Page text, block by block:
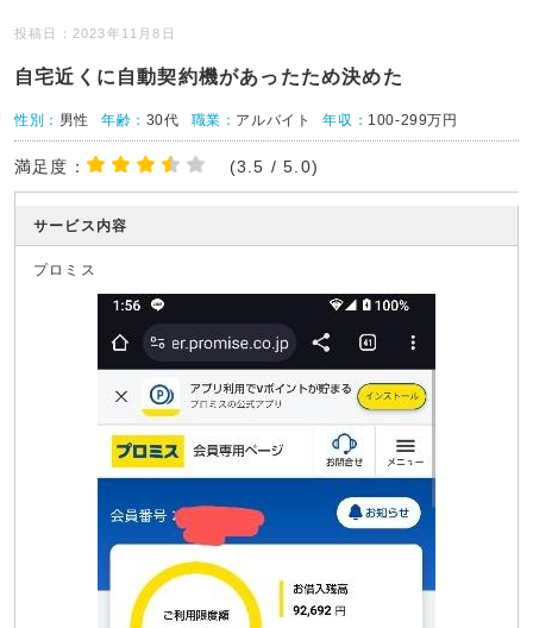
投稿日：2023年11月8日
自宅近くに自動契約機があったため決めた
性別： 男性 年齢： 30代 職業： アルバイト 年収： 100-299万円
満足度： (3.5 / 5.0)
サービス内容
プロミス